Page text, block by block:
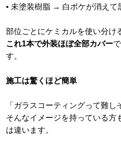
• 未塗装樹脂 → 白ボケが消えて
部位ごとにケミカルを使い分け
これ1本で外装ほぼ全部カバー
す。
施工は驚くほど簡単
「ガラスコーティングって難し
そんなイメージを持っている方
は違います。